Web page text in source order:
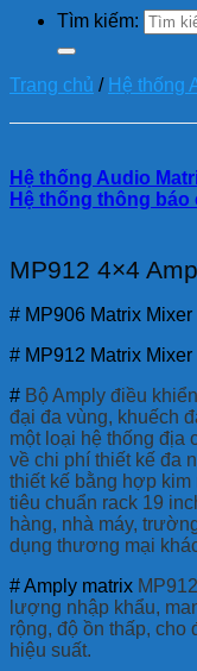
Tìm kiếm:
Trang chủ / Hệ thống
Hệ thống Audio
Hệ thống thông báo
MP912 4×4
# MP906 Matrix
# MP912 Matrix
# Bộ Amply điều
đại đa vùng, khuếch
một loại hệ thống địa
về chi phí thiết kế đa
thiết kế bằng hợp
tiêu chuẩn rack 19
hàng, nhà máy,
dụng thương mại
# Amply matrix
lượng nhập khẩu,
rộng, độ ồn thấp,
hiệu suất.